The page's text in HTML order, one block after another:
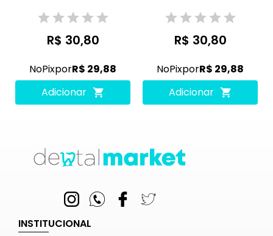
R$ 30,80
NoPixporR$ 29,88
Adicionar
R$ 30,80
NoPixporR$ 29,88
Adicionar
INSTITUCIONAL